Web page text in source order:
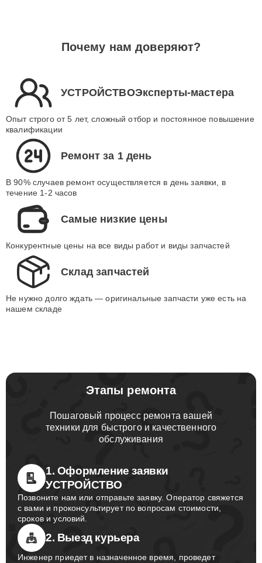
Почему нам доверяют?
УСТРОЙСТВОЭксперты-мастера
Опыт строго от 5 лет, сложный отбор и постоянное повышение
квалификации
Ремонт за 1 день
В 90% случаев ремонт осуществляется в день заявки, в
течение 1-2 часов
Самые низкие цены
Конкурентные цены на все виды работ и виды запчастей
Склад запчастей
Не нужно долго ждать — оригинальные запчасти уже есть на
нашем складе
Этапы ремонта
Пошаговый процесс ремонта вашей
техники для быстрого и качественного
обслуживания
1. Оформление заявки
УСТРОЙСТВО
Позвоните нам или отправьте заявку. Оператор свяжется
с вами и проконсультирует по вопросам стоимости,
сроков и условий.
2. Выезд курьера
Инженер приедет в назначенное время, проведет